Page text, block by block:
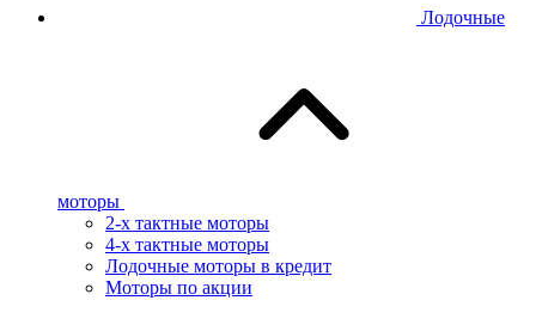
Лодочные
моторы
2-х тактные моторы
4-х тактные моторы
Лодочные моторы в кредит
Моторы по акции